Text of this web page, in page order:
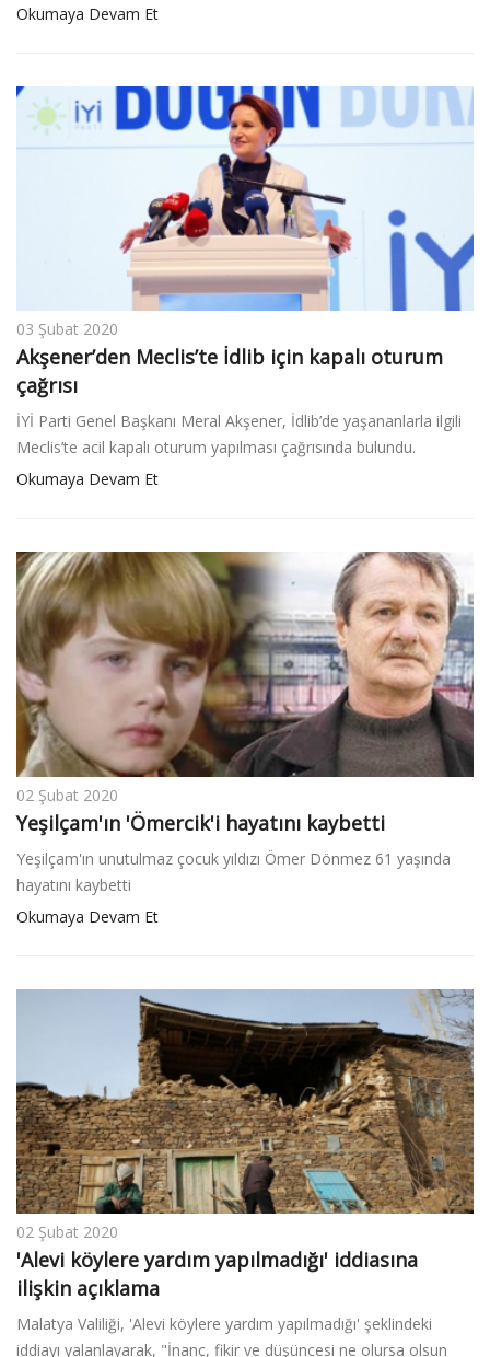
Okumaya Devam Et
03 Şubat 2020
Akşener’den Meclis’te İdlib için kapalı oturum
çağrısı
İYİ Parti Genel Başkanı Meral Akşener, İdlib’de yaşananlarla ilgili
Meclis’te acil kapalı oturum yapılması çağrısında bulundu.
Okumaya Devam Et
02 Şubat 2020
Yeşilçam'ın 'Ömercik'i hayatını kaybetti
Yeşilçam'ın unutulmaz çocuk yıldızı Ömer Dönmez 61 yaşında
hayatını kaybetti
Okumaya Devam Et
02 Şubat 2020
'Alevi köylere yardım yapılmadığı' iddiasına
ilişkin açıklama
Malatya Valiliği, 'Alevi köylere yardım yapılmadığı' şeklindeki
iddiayı yalanlayarak, "İnanç, fikir ve düşüncesi ne olursa olsun